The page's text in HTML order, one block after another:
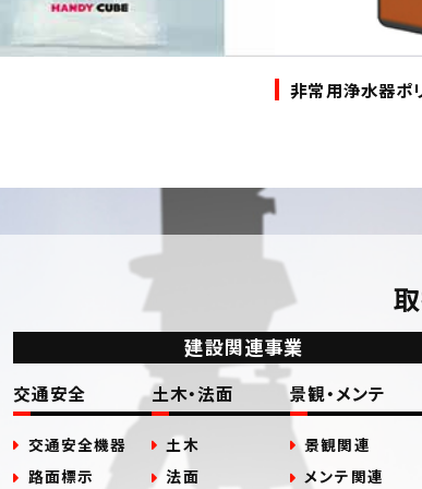
非常用浄水器ポ
建設関連事業
交通安全
交通安全機器
路面標示
土木・法面
土木
法面
景観・メンテ
景観関連
メンテ関連